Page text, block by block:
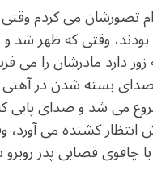
تصورشان می کردم
بودند، وقتی که ظهر شد
دارد مادرشان را می
صدای بسته شدن در
می شد و صدای پایی
کشنده می آورد،
چاقوی قصابی پدر